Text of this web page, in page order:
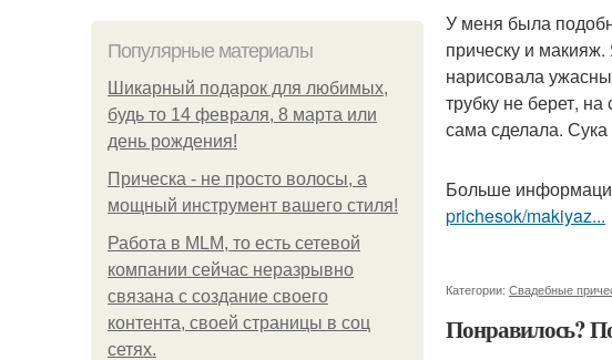
Популярные материалы
Шикарный подарок для любимых,
будь то 14 февраля, 8 марта или
день рождения!
Прическа - не просто волосы, а
мощный инструмент вашего стиля!
Работа в MLM, то есть сетевой
компании сейчас неразрывно
связана с создание своего
контента, своей страницы в соц
сетях.
У меня была
прическу и
нарисовала
трубку не берет,
сама сделала. Сука
Больше
prichesok/makiyaz...
Категории: Свадебные
Понравилось?